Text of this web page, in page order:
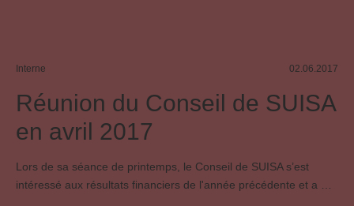
Interne 02.06.2017
Réunion du Conseil de SUISA
en avril 2017
Lors de sa séance de printemps, le Conseil de SUISA s’est
intéressé aux résultats financiers de l'année précédente et a …